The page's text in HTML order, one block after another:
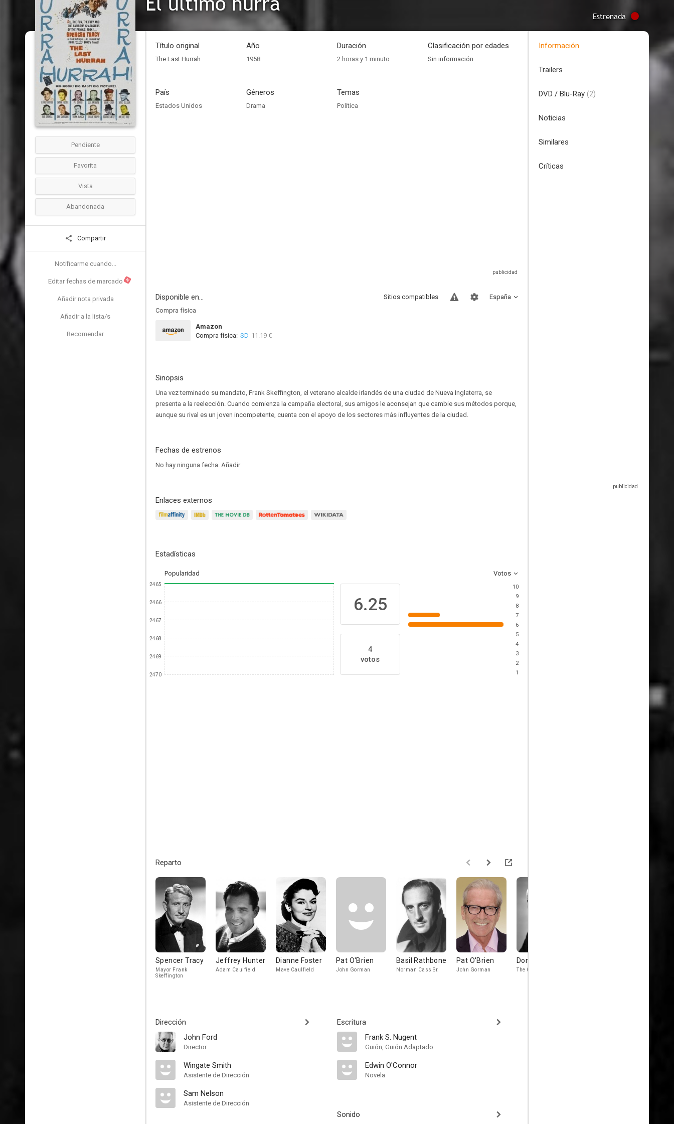
Estrenada
Pendiente
Favorita
Vista
Abandonada
Compartir
Notificarme cuando...
Editar fechas de marcado N
Añadir nota privada
Añadir a la lista/s
Recomendar
Título original
The Last Hurrah
Año
1958
Duración
2 horas y 1 minuto
Clasificación por edades
Sin información
País
Estados Unidos
Géneros
Drama
Temas
Política
Disponible en... España
Sitios compatibles
Compra física
Amazon
Compra física: SD 11.19 €
Sinopsis
Una vez terminado su mandato, Frank Skeffington, el veterano alcalde irlandés de una ciudad de Nueva Inglaterra, se
presenta a la reelección. Cuando comienza la campaña electoral, sus amigos le aconsejan que cambie sus métodos porque,
aunque su rival es un joven incompetente, cuenta con el apoyo de los sectores más influyentes de la ciudad.
Fechas de estrenos
No hay ninguna fecha. Añadir
Enlaces externos
Estadísticas
Popularidad Votos
2465
2466
2467
2468
2469
2470
6.25
4
votos
10
9
8
7
6
5
4
3
2
1
Reparto
Spencer Tracy
Mayor Frank
Skeffington
Jeffrey Hunter
Adam Caulfield
Dianne Foster
Mave Caulfield
Pat O'Brien
John Gorman
Basil Rathbone
Norman Cass Sr.
Pat O'Brien
John Gorman
Donald Crisp
The Cardinal
Dirección
John Ford
Director
Wingate Smith
Asistente de Dirección
Sam Nelson
Asistente de Dirección
Escritura
Frank S. Nugent
Guión, Guión Adaptado
Edwin O'Connor
Novela
Sonido
Información
Trailers
DVD / Blu-Ray (2)
Noticias
Similares
Críticas